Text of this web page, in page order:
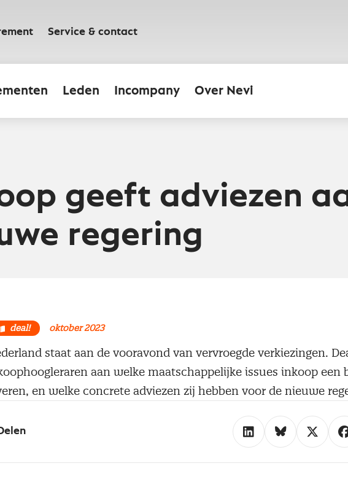
Service & contact
Leden Incompany Over Nevi
geeft adviezen
regering
deal! oktober 2023
staat aan de vooravond van vervroegde verkiezingen.
aan welke maatschappelijke issues inkoop een
en welke concrete adviezen zij hebben voor de nieuwe